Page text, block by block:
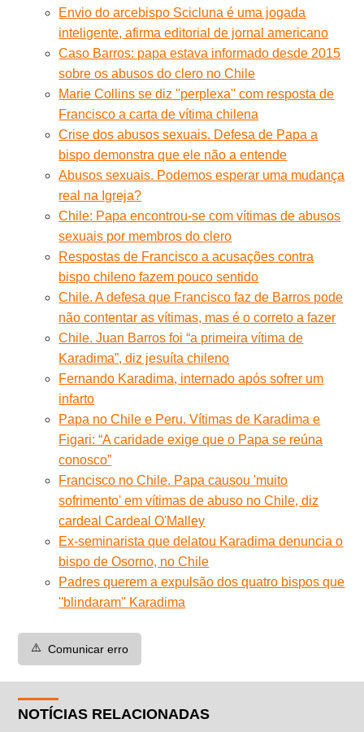
Envio do arcebispo Scicluna é uma jogada
inteligente, afirma editorial de jornal americano
Caso Barros: papa estava informado desde 2015
sobre os abusos do clero no Chile
Marie Collins se diz ''perplexa'' com resposta de
Francisco a carta de vítima chilena
Crise dos abusos sexuais. Defesa de Papa a
bispo demonstra que ele não a entende
Abusos sexuais. Podemos esperar uma mudança
real na Igreja?
Chile: Papa encontrou-se com vítimas de abusos
sexuais por membros do clero
Respostas de Francisco a acusações contra
bispo chileno fazem pouco sentido
Chile. A defesa que Francisco faz de Barros pode
não contentar as vítimas, mas é o correto a fazer
Chile. Juan Barros foi “a primeira vítima de
Karadima”, diz jesuíta chileno
Fernando Karadima, internado após sofrer um
infarto
Papa no Chile e Peru. Vítimas de Karadima e
Figari: “A caridade exige que o Papa se reúna
conosco”
Francisco no Chile. Papa causou 'muito
sofrimento' em vítimas de abuso no Chile, diz
cardeal Cardeal O'Malley
Ex-seminarista que delatou Karadima denuncia o
bispo de Osorno, no Chile
Padres querem a expulsão dos quatro bispos que
''blindaram'' Karadima
⚠️ Comunicar erro
NOTÍCIAS RELACIONADAS